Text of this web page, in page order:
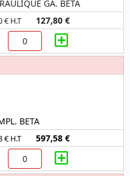
GA. BETA
€ H.T 127,80 €
BETA
€ H.T 597,58 €